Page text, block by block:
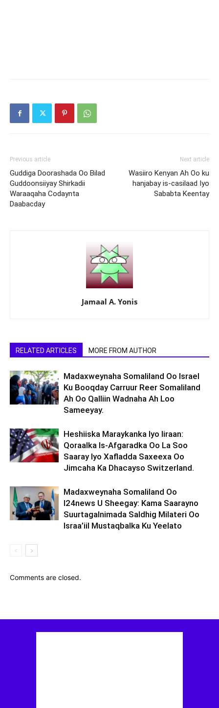
Previous article
Guddiga Doorashada Oo Bilad
Guddoonsiiyay Shirkadii
Waraaqaha Codaynta
Daabacday
Next article
Wasiiro Kenyan Ah Oo ku
hanjabay is-casilaad Iyo
Sababta Keentay
Jamaal A. Yonis
RELATED ARTICLES MORE FROM AUTHOR
Madaxweynaha Somaliland Oo Israel
Ku Booqday Carruur Reer Somaliland
Ah Oo Qalliin Wadnaha Ah Loo
Sameeyay.
Heshiiska Maraykanka Iyo Iiraan:
Qoraalka Is-Afgaradka Oo La Soo
Saaray Iyo Xafladda Saxeexa Oo
Jimcaha Ka Dhacayso Switzerland.
Madaxweynaha Somaliland Oo
I24news U Sheegay: Kama Saarayno
Suurtagalnimada Saldhig Milateri Oo
Israa’iil Mustaqbalka Ku Yeelato
Comments are closed.